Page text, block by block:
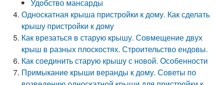
Удобство мансарды
Односкатная крыша пристройки к дому. Как сделать
крышу пристройки к дому
Как врезаться в старую крышу. Совмещение двух
крыш в разных плоскостях. Строительство ендовы.
Как соединить старую крышу с новой. Особенности
Примыкание крыши веранды к дому. Советы по